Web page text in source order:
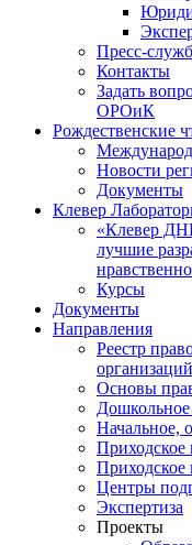
Пресс-
Контакты
Задать
ОРОиК
Рождественские
Новости
Документы
Клевер
«Клевер
лучшие
Курсы
Документы
Направления
Реестр
организаций
Основы
Дошкольное
Начальное,
Приходское
Приходское
Центры
Экспертиза
Проекты